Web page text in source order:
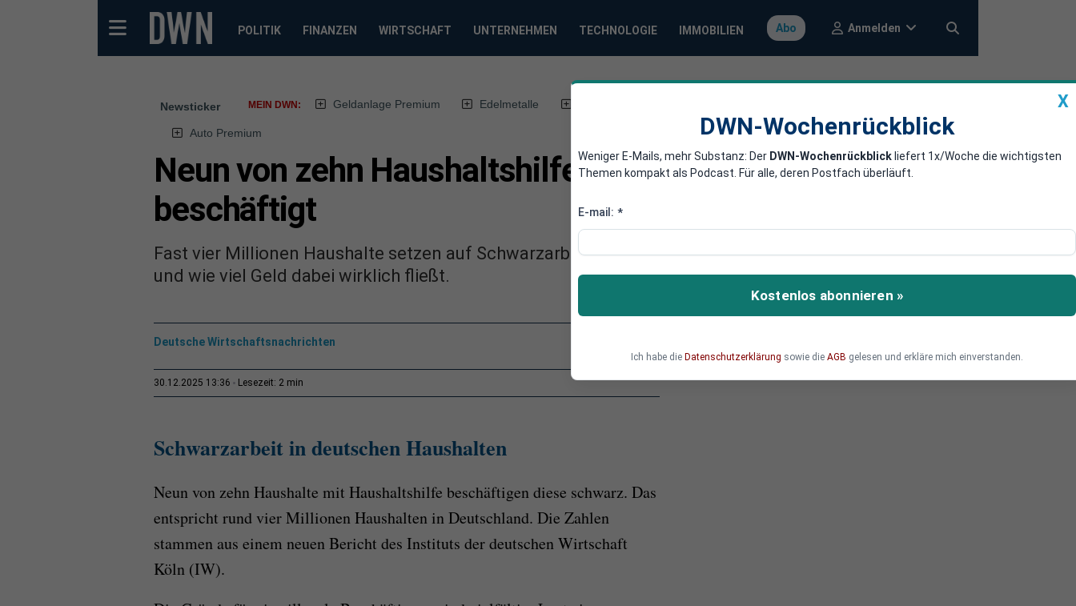
POLITIK FINANZEN WIRTSCHAFT UNTERNEHMEN TECHNOLOGIE IMMOBILIEN Abo Anmelden
Newsticker MEIN DWN: Geldanlage Premium Edelmetalle
Auto Premium
Neun von zehn Haushaltshilfen werden schwarz
beschäftigt
Fast vier Millionen Haushalte setzen auf Schwarzarbeit – warum viele die Anmeldung umgehen
und wie viel Geld dabei wirklich fließt.
Deutsche Wirtschaftsnachrichten
30.12.2025 13:36 Lesezeit: 2 min
Schwarzarbeit in deutschen Haushalten
Neun von zehn Haushalte mit Haushaltshilfe beschäftigen diese schwarz. Das
entspricht rund vier Millionen Haushalten in Deutschland. Die Zahlen
stammen aus einem neuen Bericht des Instituts der deutschen Wirtschaft
Köln (IW).
X
DWN-Wochenrückblick
Weniger E-Mails, mehr Substanz: Der DWN-Wochenrückblick liefert 1x/Woche die wichtigsten
Themen kompakt als Podcast. Für alle, deren Postfach überläuft.
E-mail: *
Kostenlos abonnieren »
Ich habe die Datenschutzerklärung sowie die AGB gelesen und erkläre mich einverstanden.